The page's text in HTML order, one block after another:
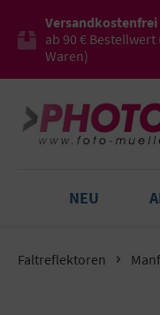
Versandkostenfrei
ab 90 €
Waren)
NEU
Faltreflektoren